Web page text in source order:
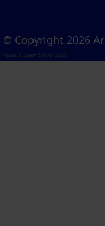
© Copyright 2026
Visual Library Server 2026